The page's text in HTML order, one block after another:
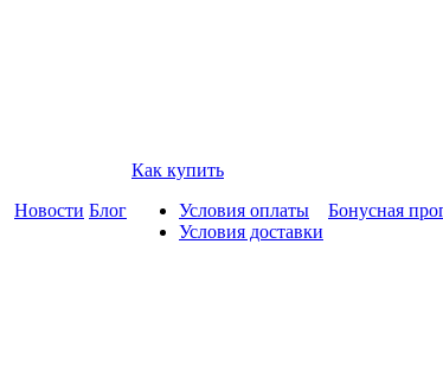
Новости Блог
Как купить
Условия оплаты
Условия доставки
Бонусная